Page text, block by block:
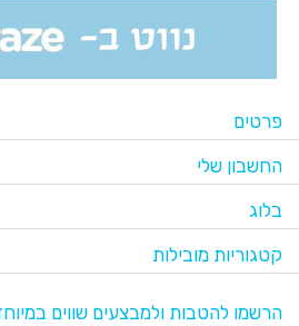
פרטים
החשבון שלי
בלוג
קטגוריות מובילות
הרשמו להטבות ולמבצעים שווים